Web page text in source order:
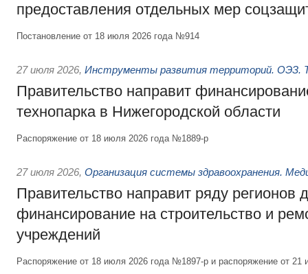
предоставления отдельных мер
Постановление от 18 июля 2026 года №914
27 июля 2026, Инструменты развития территорий. ОЭЗ.
Правительство направит
технопарка в Нижегородской области
Распоряжение от 18 июля 2026 года №1889-р
27 июля 2026, Организация системы здравоохранения.
Правительство направит ряду регионов
финансирование на строительство и
учреждений
Распоряжение от 18 июля 2026 года №1897-р и распоряжение от